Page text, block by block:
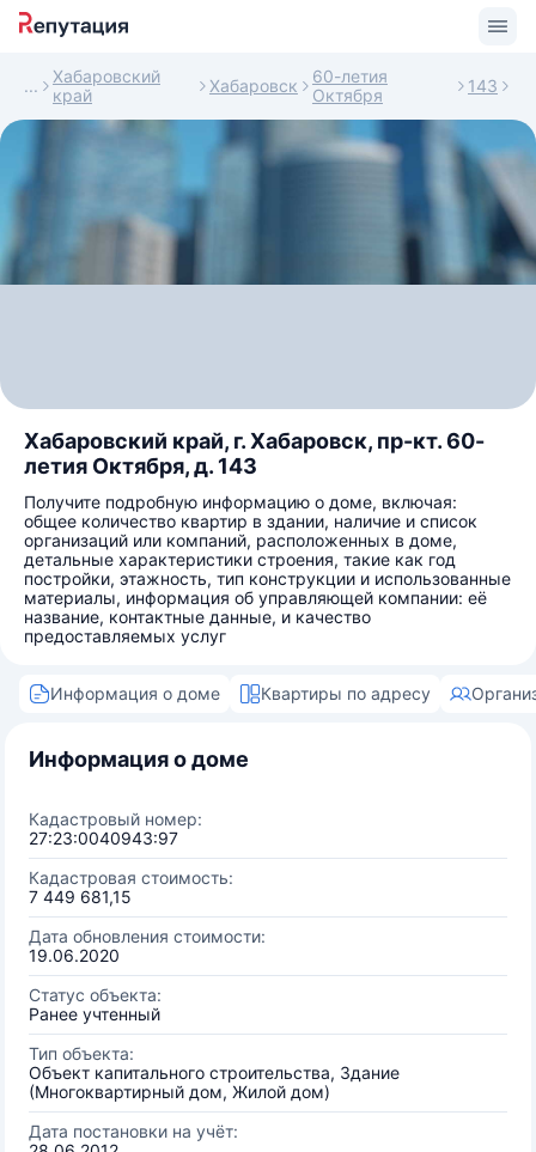
Хабаровский
край
Хабаровск
60-летия
Октября
143
Хабаровский край, г. Хабаровск, пр-кт. 60-
летия Октября, д. 143
Получите подробную информацию о доме, включая:
общее количество квартир в здании, наличие и список
организаций или компаний, расположенных в доме,
детальные характеристики строения, такие как год
постройки, этажность, тип конструкции и использованные
материалы, информация об управляющей компании: её
название, контактные данные, и качество
предоставляемых услуг
Информация о доме Квартиры по адресу
Информация о доме
Кадастровый номер:
27:23:0040943:97
Кадастровая стоимость:
7 449 681,15
Дата обновления стоимости:
19.06.2020
Статус объекта:
Ранее учтенный
Тип объекта:
Объект капитального строительства, Здание
(Многоквартирный дом, Жилой дом)
Дата постановки на учёт: